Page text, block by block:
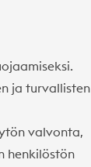
ja turvallisten
valvonta,
henkilöstön